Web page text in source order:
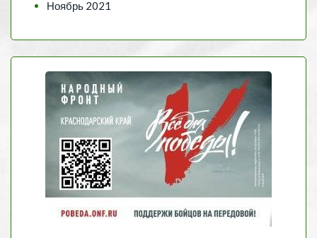
Ноябрь 2021